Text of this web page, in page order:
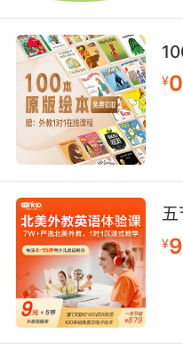
因不经意的触碰而滑
连续性。
而对于需要经常外出
备的防震设计更要
境。除了强化硬件结
面会优化电池管理与
影响，让学习者在旅
之旅，不受外界震动
畅享优质英语网课资
总之，英语网课设备
以及使用场景适配等
是为了给学习者提供
¥0
¥9